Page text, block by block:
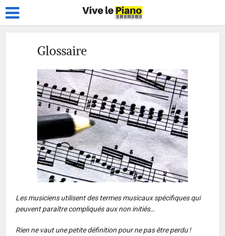
Glossaire
Les musiciens utilisent des termes musicaux spécifiques qui
peuvent paraître compliqués aux non initiés…
Rien ne vaut une petite définition pour ne pas être perdu !